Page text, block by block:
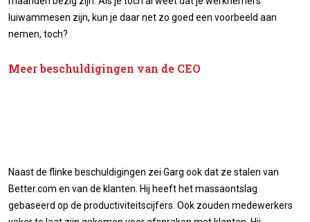
luiwammesen zijn, kun je daar net zo goed een voorbeeld aan
nemen, toch?
Meer beschuldigingen van de CEO
Naast de flinke beschuldigingen zei Garg ook dat ze stalen van
Better.com en van de klanten. Hij heeft het massaontslag
gebaseerd op de productiviteitscijfers. Ook zouden medewerkers